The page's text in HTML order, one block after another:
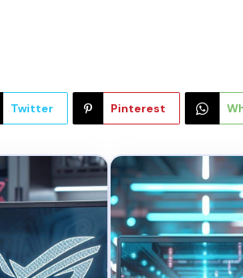
Twitter Pinterest